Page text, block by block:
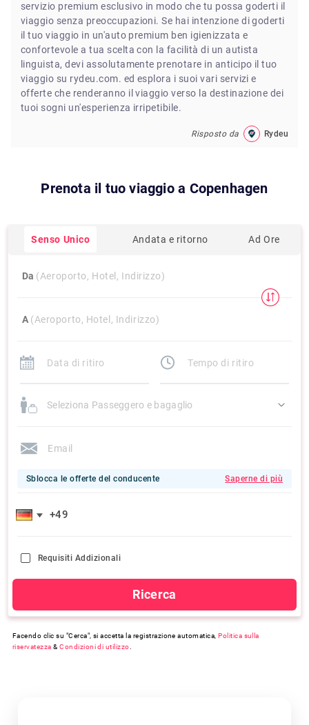
servizio premium esclusivo in modo che tu possa goderti il
viaggio senza preoccupazioni. Se hai intenzione di goderti
il tuo viaggio in un'auto premium ben igienizzata e
confortevole a tua scelta con la facilità di un autista
linguista, devi assolutamente prenotare in anticipo il tuo
viaggio su rydeu.com. ed esplora i suoi vari servizi e
offerte che renderanno il viaggio verso la destinazione dei
tuoi sogni un'esperienza irripetibile.
Risposto da Rydeu
Prenota il tuo viaggio a Copenhagen
Senso Unico Andata e ritorno Ad Ore
Da (Aeroporto, Hotel, Indirizzo)
A (Aeroporto, Hotel, Indirizzo)
Seleziona Passeggero e bagaglio
Sblocca le offerte del conducente Saperne di più
Requisiti Addizionali
Ricerca
Facendo clic su "Cerca", si accetta la registrazione automatica, Politica sulla
riservatezza &Condizioni di utilizzo